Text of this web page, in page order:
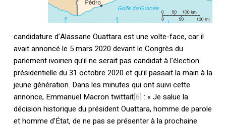
candidature d’Alassane Ouattara est une volte-face, car il
avait annoncé le 5 mars 2020 devant le Congrès du
parlement ivoirien qu’il ne serait pas candidat à l’élection
présidentielle du 31 octobre 2020 et qu’il passait la main à la
jeune génération. Dans les minutes qui ont suivi cette
annonce, Emmanuel Macron twittait[6] : « Je salue la
décision historique du président Ouattara, homme de parole
et homme d’État, de ne pas se présenter à la prochaine